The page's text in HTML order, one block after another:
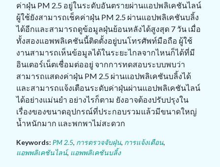
ค่าฝุ่น PM 2.5 อยู่ในระดับอันตรายผ่านแอปพลิเคชันไลน์
ผู้ใช้ยังสามารถเช็คค่าฝุ่น PM 2.5 ผ่านแอปพลิเคชันบลิ้ง
ได้อีกและสามารถดูข้อมูลฝุ่นย้อนหลังได้สูงสุด 7 วัน เมื่อ
ทั้งสองแอพพลิเคชันนี้ติดตั้งอยู่บนโทรศัพท์มือถือ ผู้ใช้
งานสามารถเห็นข้อมูลได้ในระยะไกลจากไหนก็ได้ที่มี
อินเตอร์เน็ตเชื่อมต่ออยู่ จากการทดสอบระบบพบว่า
สามารถแสดงค่าฝุ่น PM 2.5 ผ่านแอปพลิเคชันบลิ้งได้
และสามารถแจ้งเตือนระดับค่าฝุ่นผ่านแอปพลิเคชันไลน์
ได้อย่างแม่นยำ อย่างไรก็ตาม ยังอาจต้องปรับปรุงใน
เรื่องของขนาดอุปกรณ์ที่ประกอบรวมแล้วมีขนาดใหญ่
น้ำหนักมาก และพกพาไม่สะดวก
Keywords: PM 2.5, การตรวจจับฝุ่น, การแจ้งเตือน,
แอพพลิเคชันไลน์, แอพพลิเคชันบลิ้ง